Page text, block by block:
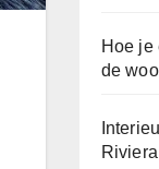
Hoe je
de